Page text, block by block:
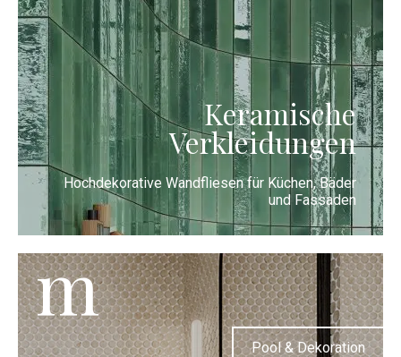
Keramische
Verkleidungen
Hochdekorative Wandfliesen für Küchen, Bäder
und Fassaden
m
Pool & Dekoration